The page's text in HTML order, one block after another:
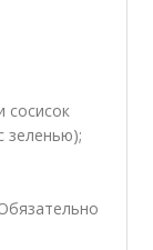
сосисок
зеленью);